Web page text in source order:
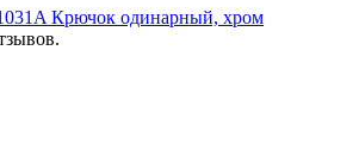
Крючок одинарный, хром